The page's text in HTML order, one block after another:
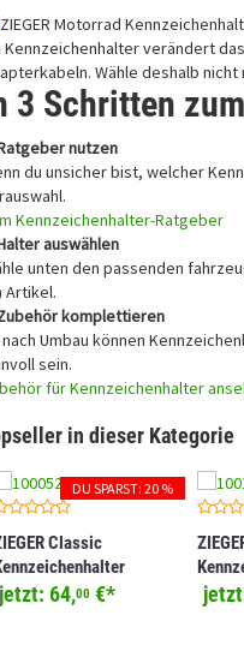
Kennzeichenhalter verändert
Wähle deshalb
3 Schritten
nutzen
du unsicher bist, welcher
Kennzeichenhalter-Ratgeber
auswählen
unten den passenden
Artikel.
komplettieren
Umbau können
sein.
für Kennzeichenhalter
in dieser Kategorie
Classic
kompatibel mit KTM 690
jetzt: 64,00 €*
DU SPARST: 20 %